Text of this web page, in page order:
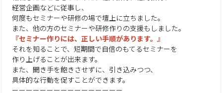
経営企画などに従事し、
何度もセミナーや研修の場で壇上に立ちました。
また、他の方のセミナーや研修作りの支援もしました。
『セミナー作りには、正しい手順があります。』
それを知ることで、短期間で自信のもてるセミナーを
作り上げることが出来ます。
また、聞き手を飽きさせずに、引き込みつつ、
具体的な行動を促すことができます。
ーーーーーーーーーーーーーーーー